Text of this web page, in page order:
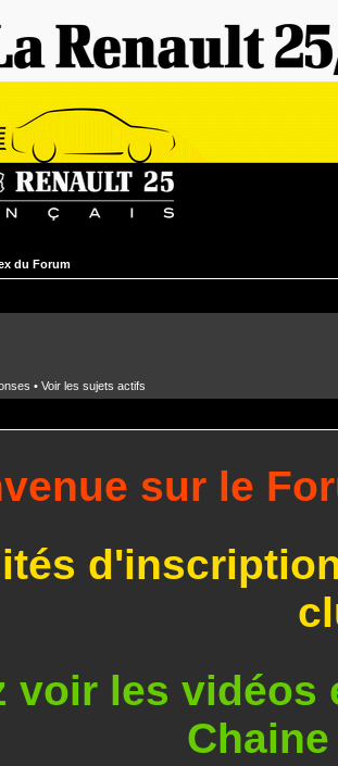
du Forum
• Voir les sujets actifs
sur le
voir les